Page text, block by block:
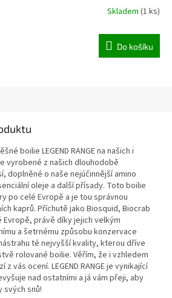
Skladem (1 ks)
Do košíku
boilie LEGEND RANGE na našich i
vyrobené z našich dlouhodobě
doplněné o naše nejúčinnější amino
oleje a další přísady. Toto boilie
po celé Evropě a je tou správnou
kaprů. Příchutě jako Biosquid, Biocrab
Evropě, právě díky jejich velkým
a šetrnému způsobu konzervace
té nejvyšší kvality, kterou dříve
rolované boilie. Věřím, že i vzhledem
vás ocení. LEGEND RANGE je vynikající
nad ostatními a já vám přeji, aby
svých snů!